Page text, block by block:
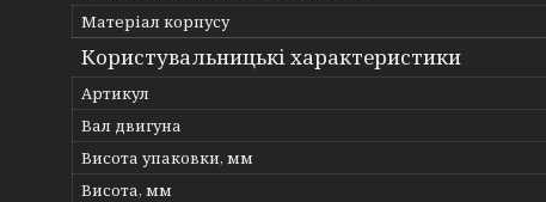
Матеріал корпусу
Користувальницькі характеристики
Артикул
Вал двигуна
Висота упаковки, мм
Висота, мм